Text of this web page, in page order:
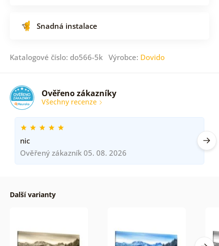
Snadná instalace
Katalogové číslo: do566-5k Výrobce: Dovido
Ověřeno zákazníky
Všechny recenze
nic
Ověřený zákazník 05. 08. 2026
Další varianty